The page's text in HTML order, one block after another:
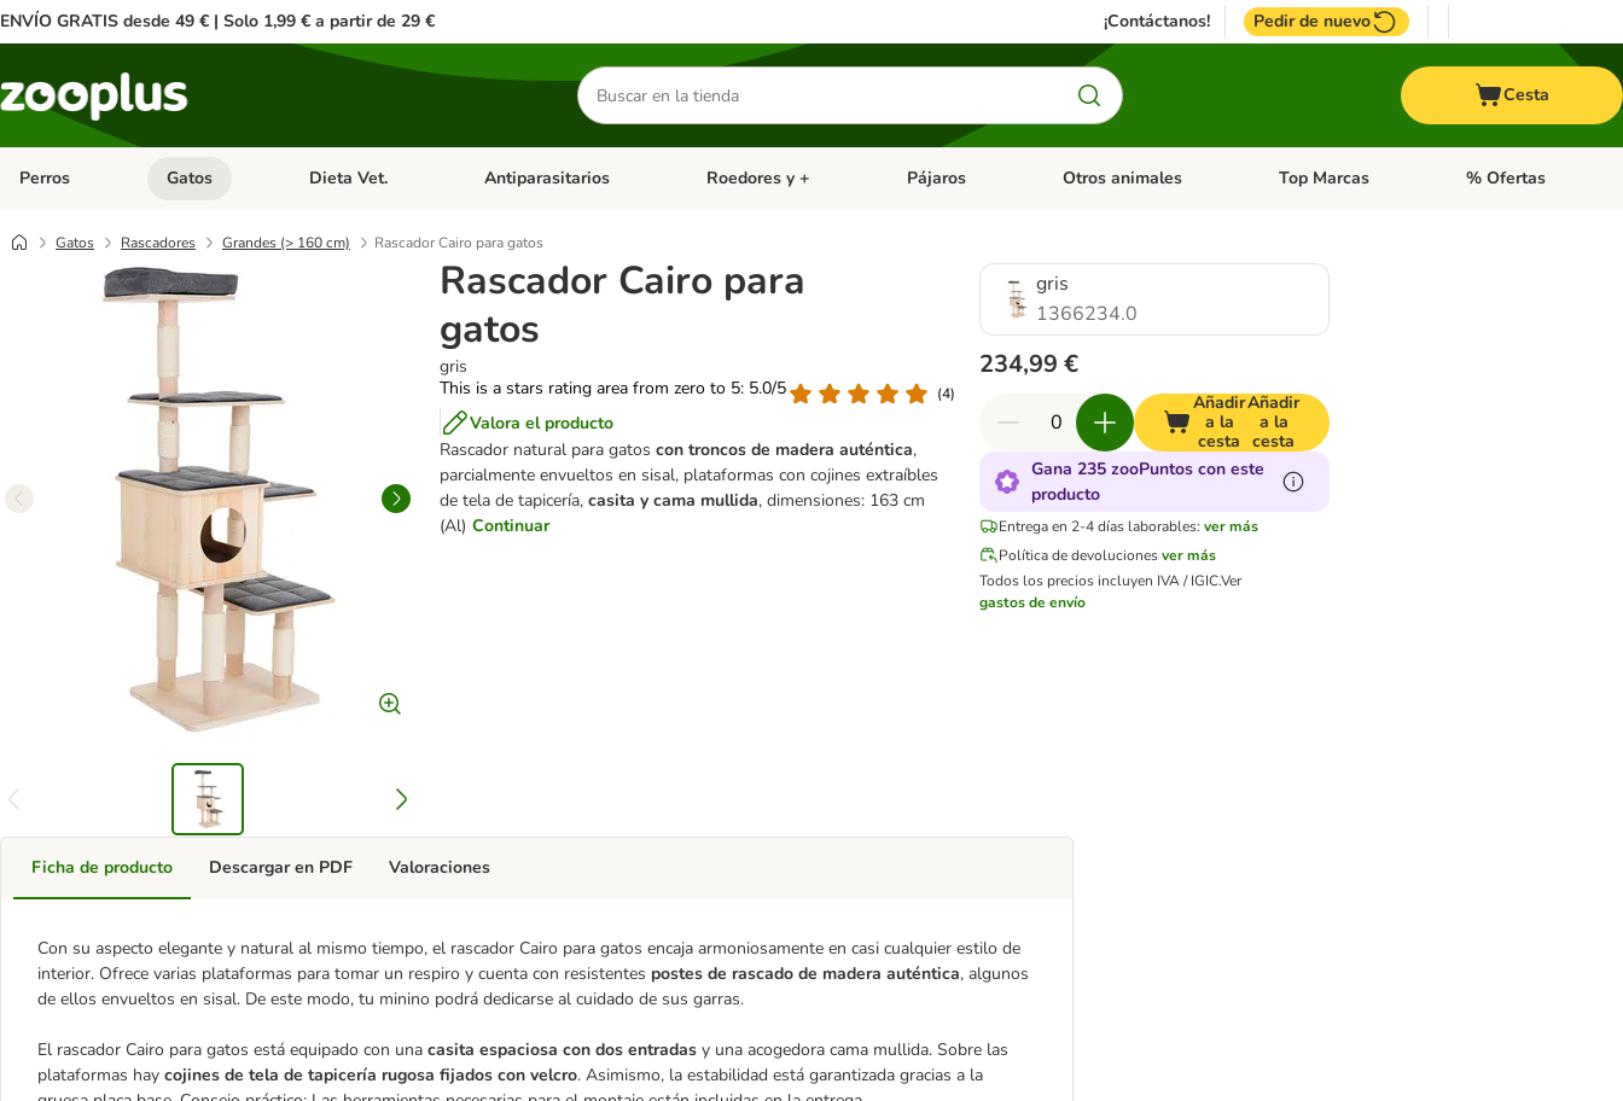
ENVÍO GRATIS desde 49 € | Solo 1,99 € a partir de 29 € ¡Contáctanos! Pedir de nuevo
Buscar
productos
Cesta
Perros Menú de categoria abierto: Perros
Gatos Menú de categoria abierto: Gatos
Dieta Vet. Menú de categoria abierto: Dieta Vet.
Antiparasitarios Menú de categoria abierto: Antiparasitarios
Roedores y + Menú de categoria abierto: Roedores y +
Pájaros Menú de categoria abierto: Pájaros
Otros animales Menú de categoria abierto: Otros animales
Top Marcas Menú de categoria
% Ofertas
Gatos Rascadores Grandes (> 160 cm) Rascador Cairo para gatos
Rascador Cairo para
gatos
gris
This is a stars rating area from zero to 5: 5.0/5
(4)
Valora el producto
Rascador natural para gatoscon troncos de madera auténtica,
parcialmente envueltos en sisal, plataformas con cojines extraíbles
de tela de tapicería,casita y cama mullida, dimensiones: 163 cm
(Al) Continuar
gris
1366234.0
234,99 €
Añadir
a la
cesta
Añadir
a la
cesta
Gana 235 zooPuntos con este
producto
Entrega en 2-4 días laborables: ver más
Política de devolucionesver más
Todos los precios incluyen IVA / IGIC.Ver
gastos de envío
Ficha de producto
Con su aspecto elegante y natural al mismo tiempo, el rascador Cairo para gatos encaja armoniosamente en casi cualquier estilo de
interior. Ofrece varias plataformas para tomar un respiro y cuenta con resistentes postes de rascado de madera auténtica, algunos
de ellos envueltos en sisal. De este modo, tu minino podrá dedicarse al cuidado de sus garras.
El rascador Cairo para gatos está equipado con una casita espaciosa con dos entradas y una acogedora cama mullida. Sobre las
plataformas hay cojines de tela de tapicería rugosa fijados con velcro. Asimismo, la estabilidad está garantizada gracias a la
Descargar en PDF Valoraciones